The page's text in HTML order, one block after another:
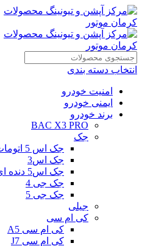
انتخاب دسته بندی
امنیت خودرو
ایمنی خودرو
برند خودرو
BAC X3 PRO
جک
جک اس 5 اتومات
جک اس3
جک اس5 دنده ای
جک جی 4
جک جی 5
جیلی
کی ام سی
کی ام سی A5
کی ام سی J7